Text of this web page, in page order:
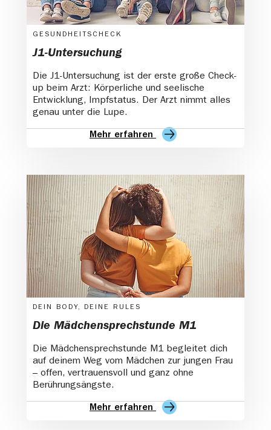
GESUNDHEITSCHECK
J1-Untersuchung
Die J1-Untersuchung ist der erste große Check-
up beim Arzt: Körperliche und seelische
Entwicklung, Impfstatus. Der Arzt nimmt alles
genau unter die Lupe.
Mehr erfahren
DEIN BODY, DEINE RULES
Die Mädchensprechstunde M1
Die Mädchensprechstunde M1 begleitet dich
auf deinem Weg vom Mädchen zur jungen Frau
– offen, vertrauensvoll und ganz ohne
Berührungsängste.
Mehr erfahren